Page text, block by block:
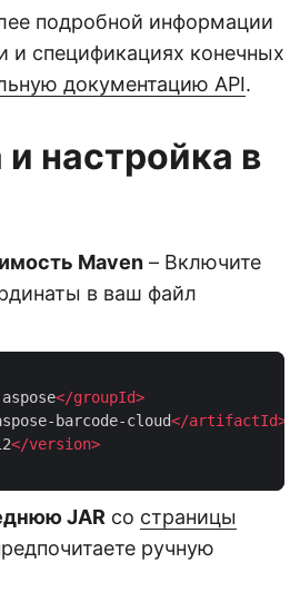
подробной информации
и спецификациях конечных
документацию API.
и настройка в
Maven – Включите
в ваш файл
</groupId>
barcode-cloud</artifactId>
</version>
JAR со страницы
ручную